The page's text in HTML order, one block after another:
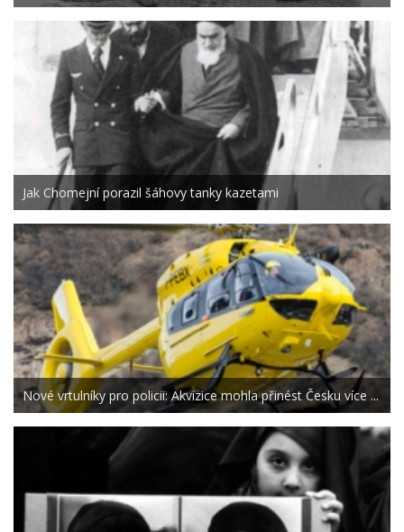
Jak Chomejní porazil šáhovy tanky kazetami
Nové vrtulníky pro policii: Akvizice mohla přinést Česku více ...